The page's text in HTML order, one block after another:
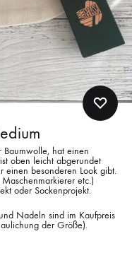
Baumwolle, hat einen
oben leicht abgerundet
einen besonderen Look gibt.
etc.)
oder Sockenprojekt.
Nadeln sind im Kaufpreis
der Größe).